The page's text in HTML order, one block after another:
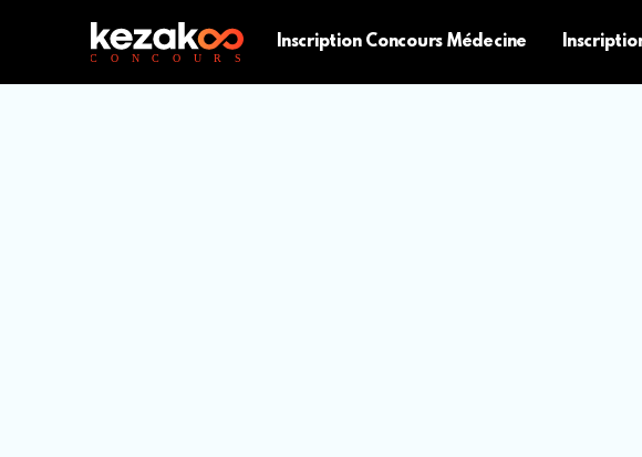
Inscription Concours Médecine